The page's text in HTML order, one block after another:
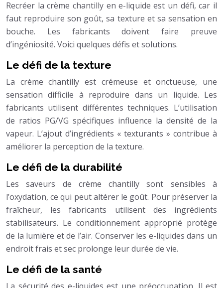
Recréer la crème chantilly en e-liquide est un défi, car il
faut reproduire son goût, sa texture et sa sensation en
bouche. Les fabricants doivent faire preuve
d’ingéniosité. Voici quelques défis et solutions.
Le défi de la texture
La crème chantilly est crémeuse et onctueuse, une
sensation difficile à reproduire dans un liquide. Les
fabricants utilisent différentes techniques. L’utilisation
de ratios PG/VG spécifiques influence la densité de la
vapeur. L’ajout d’ingrédients « texturants » contribue à
améliorer la perception de la texture.
Le défi de la durabilité
Les saveurs de crème chantilly sont sensibles à
l’oxydation, ce qui peut altérer le goût. Pour préserver la
fraîcheur, les fabricants utilisent des ingrédients
stabilisateurs. Le conditionnement approprié protège
de la lumière et de l’air. Conserver les e-liquides dans un
endroit frais et sec prolonge leur durée de vie.
Le défi de la santé
La sécurité des e-liquides est une préoccupation. Il est